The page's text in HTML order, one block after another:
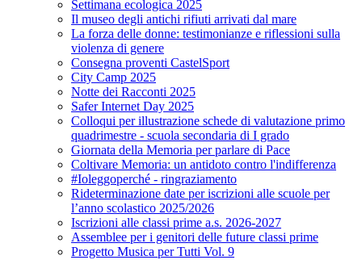
Settimana ecologica 2025
Il museo degli antichi rifiuti arrivati dal mare
La forza delle donne: testimonianze e riflessioni sulla
violenza di genere
Consegna proventi CastelSport
City Camp 2025
Notte dei Racconti 2025
Safer Internet Day 2025
Colloqui per illustrazione schede di valutazione primo
quadrimestre - scuola secondaria di I grado
Giornata della Memoria per parlare di Pace
Coltivare Memoria: un antidoto contro l'indifferenza
#Ioleggoperché - ringraziamento
Rideterminazione date per iscrizioni alle scuole per
l’anno scolastico 2025/2026
Iscrizioni alle classi prime a.s. 2026-2027
Assemblee per i genitori delle future classi prime
Progetto Musica per Tutti Vol. 9